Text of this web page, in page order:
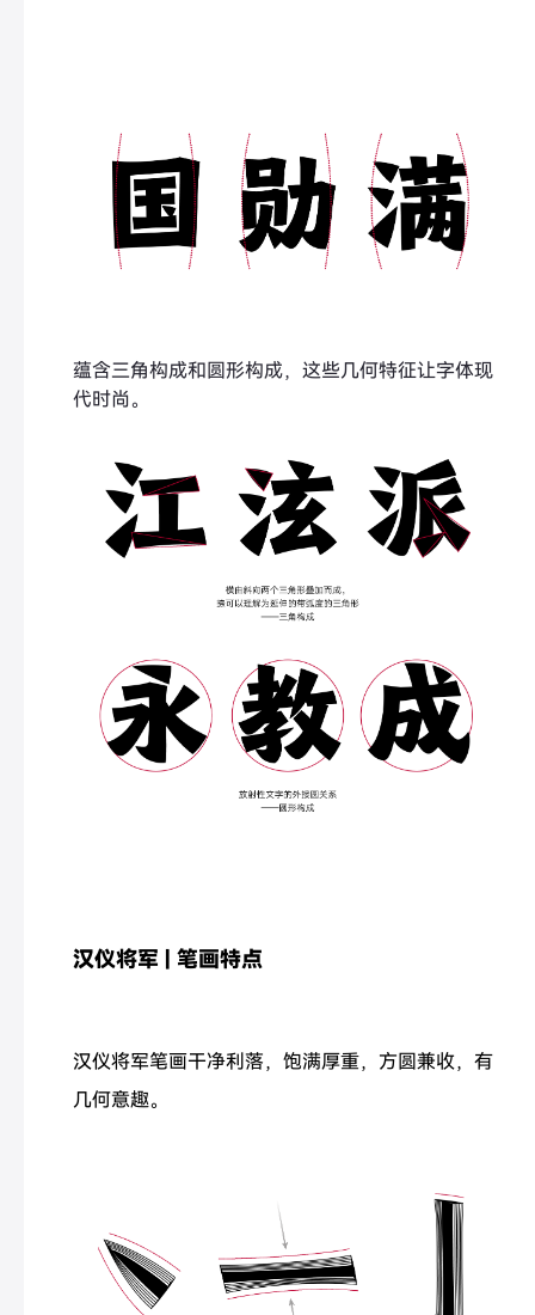
蕴含三角构成和圆形构成，这些几何特征让字体现
代时尚。
汉仪将军 | 笔画特点
汉仪将军笔画干净利落，饱满厚重，方圆兼收，有
几何意趣。